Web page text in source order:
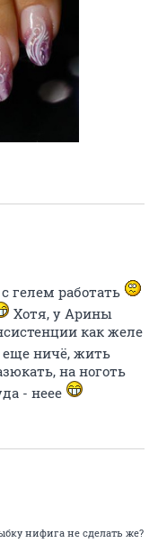
гелем работать
Хотя, у Арины
как желе
еще ничё, жить
на ноготь
- неее
нифига не сделать же?